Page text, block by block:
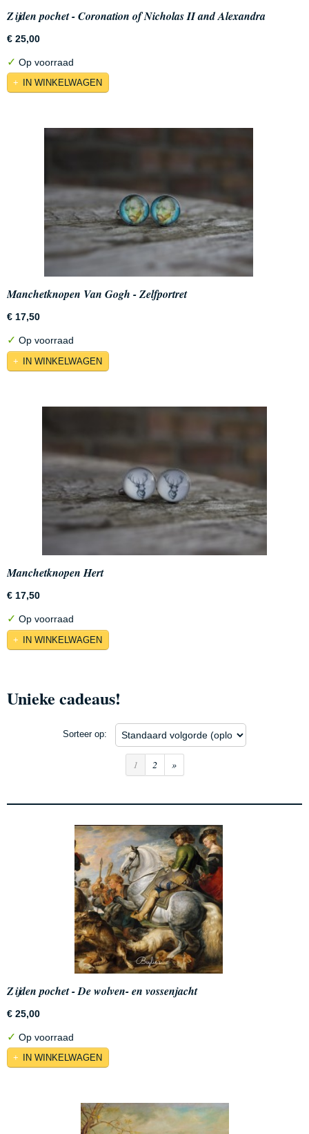
Zijden pochet - Coronation of Nicholas II and Alexandra
€ 25,00
✓ Op voorraad
IN WINKELWAGEN
Manchetknopen Van Gogh - Zelfportret
€ 17,50
✓ Op voorraad
IN WINKELWAGEN
Manchetknopen Hert
€ 17,50
✓ Op voorraad
IN WINKELWAGEN
Unieke cadeaus!
Sorteer op:
1 2 »
Zijden pochet - De wolven- en vossenjacht
€ 25,00
✓ Op voorraad
IN WINKELWAGEN